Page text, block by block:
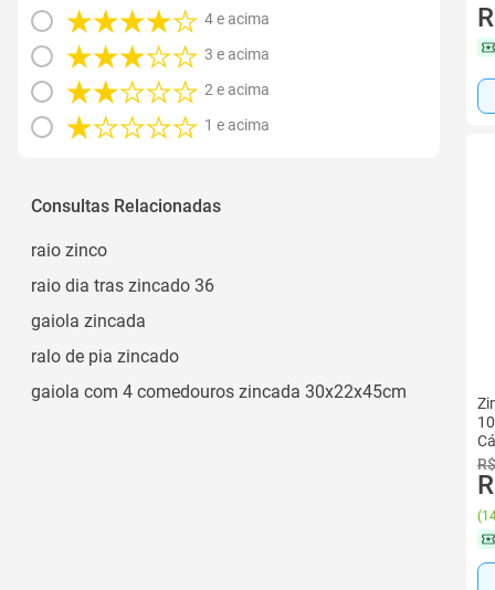
4 e acima
3 e acima
2 e acima
1 e acima
Consultas Relacionadas
raio zinco
raio dia tras zincado 36
gaiola zincada
ralo de pia zincado
gaiola com 4 comedouros zincada 30x22x45cm
(